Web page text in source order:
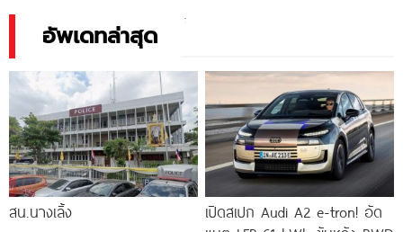
ตาก”
อัพเดทล่าสุด
สน.นางเลิ้ง
เปิดสเปก Audi A2 e-tron! อัด